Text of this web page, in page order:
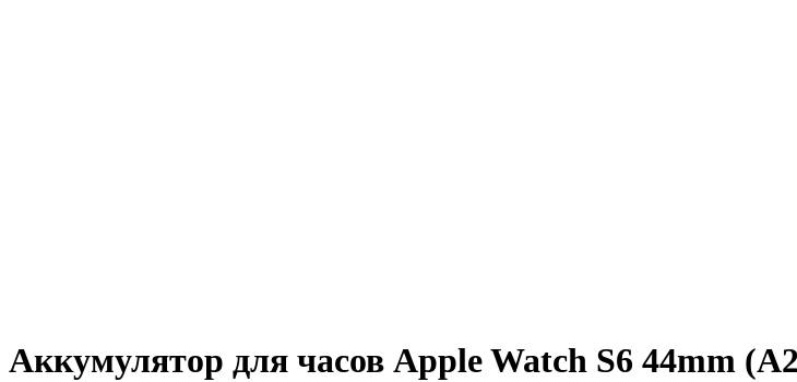
Аккумулятор для часов Apple Watch S6 44mm